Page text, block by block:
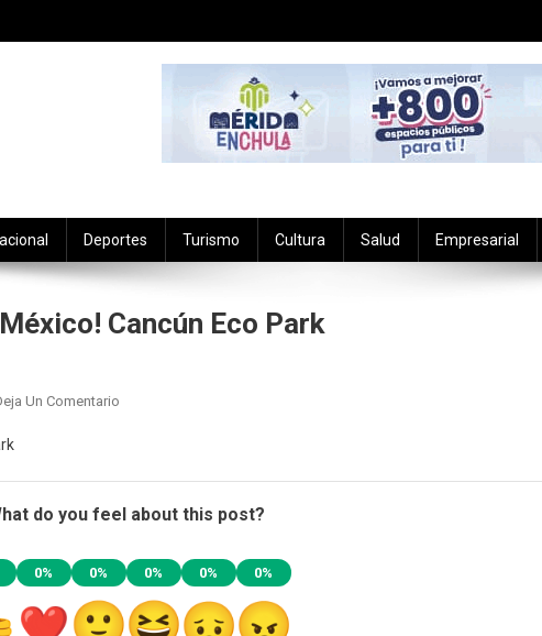
Deportes Turismo Cultura Salud Empresarial
Cancún Eco Park
Un Comentario
do you feel about this post?
0% 0% 0% 0% 0%